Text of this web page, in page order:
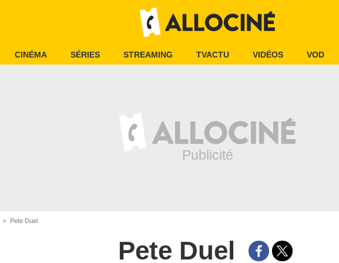
CINÉMA SÉRIES STREAMING TVACTU VIDÉOS VOD
Pete Duel
Pete Duel